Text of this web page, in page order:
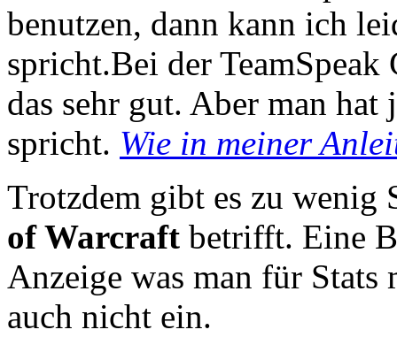
benutzen, dann kann ich
spricht.Bei der
das sehr gut. Aber man
spricht. Wie in meiner
Trotzdem gibt es zu wenig
of Warcraft betrifft. Eine
Anzeige was man für
auch nicht ein.